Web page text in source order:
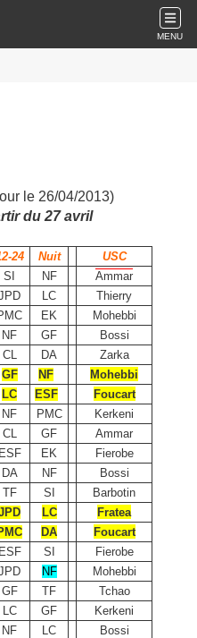
MENU
le 26/04/2013)
du 27 avril
24 Nuit
USC
SI NF
Ammar
LC
Thierry
EK
Mohebbi
NF GF
Bossi
CL DA
Zarka
GF NF
Mohebbi
LC ESF
Foucart
NF PMC
Kerkeni
CL GF
Ammar
ESF EK
Fierobe
DA NF
Bossi
TF SI
Barbotin
LC
Fratea
DA
Foucart
ESF SI
Fierobe
NF
Mohebbi
GF TF
Tchao
LC GF
Kerkeni
NF LC
Bossi